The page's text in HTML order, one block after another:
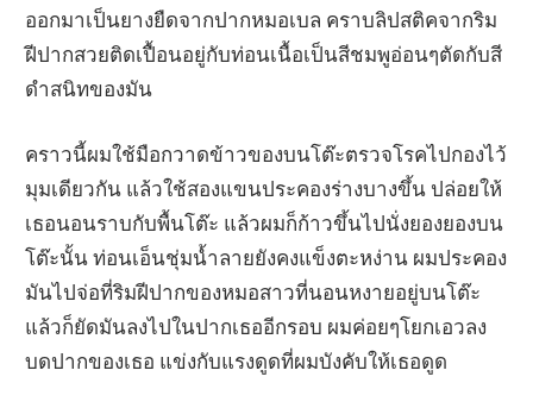
ออกมาเป็นยางยืดจากปากหมอเบล คราบลิปสติคจากริม
ฝีปากสวยติดเปื้อนอยู่กับท่อนเนื้อเป็นสีชมพูอ่อนๆตัดกับสี
ดำสนิทของมัน
คราวนี้ผมใช้มือกวาดข้าวของบนโต๊ะตรวจโรคไปกองไว้
มุมเดียวกัน แล้วใช้สองแขนประคองร่างบางขึ้น ปล่อยให้
เธอนอนราบกับพื้นโต๊ะ แล้วผมก็ก้าวขึ้นไปนั่งยองยองบน
โต๊ะนั้น ท่อนเอ็นชุ่มน้ำลายยังคงแข็งตะหง่าน ผมประคอง
มันไปจ่อที่ริมฝีปากของหมอสาวที่นอนหงายอยู่บนโต๊ะ
แล้วก็ยัดมันลงไปในปากเธออีกรอบ ผมค่อยๆโยกเอวลง
บดปากของเธอ แข่งกับแรงดูดที่ผมบังคับให้เธอดูด